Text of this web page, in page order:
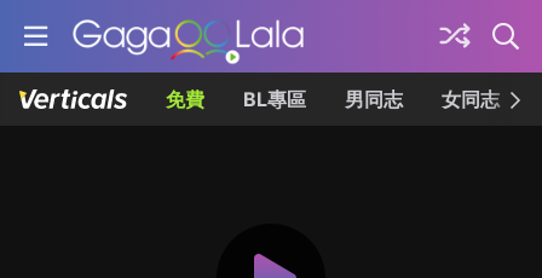
免費 BL專區 男同志 女同志